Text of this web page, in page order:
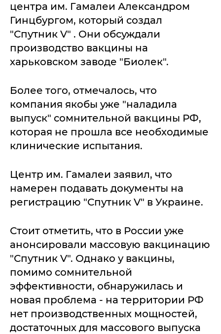
центра им. Гамалеи Александром
Гинцбургом, который создал
"Спутник V" . Они обсуждали
производство вакцины на
харьковском заводе "Биолек".
Более того, отмечалось, что
компания якобы уже "наладила
выпуск" сомнительной вакцины РФ,
которая не прошла все необходимые
клинические испытания.
Центр им. Гамалеи заявил, что
намерен подавать документы на
регистрацию "Спутник V" в Украине.
Стоит отметить, что в России уже
анонсировали массовую вакцинацию
"Спутник V". Однако у вакцины,
помимо сомнительной
эффективности, обнаружилась и
новая проблема - на территории РФ
нет производственных мощностей,
достаточных для массового выпуска